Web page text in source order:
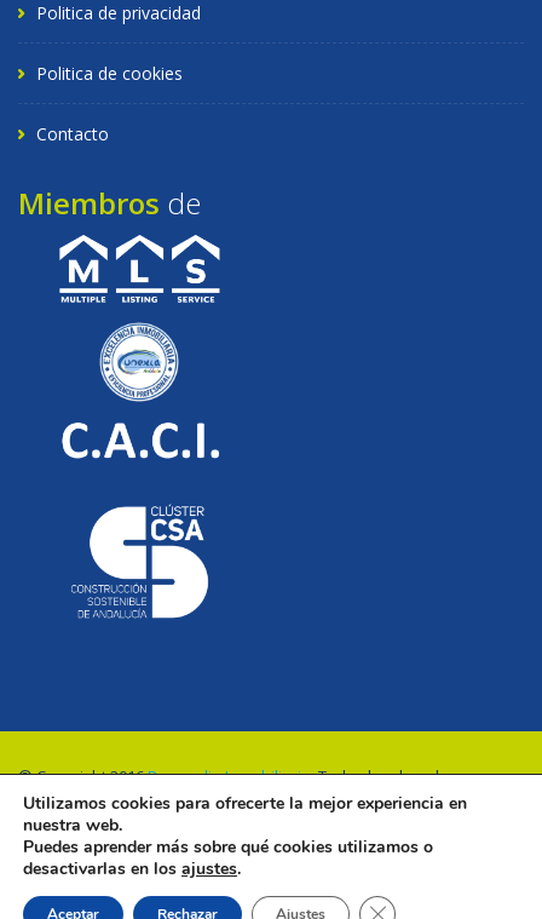
Politica de privacidad
Politica de cookies
Contacto
Miembros de
© Copyright 2016Renovalia Inmobiliaria. Todos los derechos
reservados.
Utilizamos cookies para ofrecerte la mejor experiencia en
nuestra web.
Puedes aprender más sobre qué cookies utilizamos o
desactivarlas en los ajustes.
Aceptar Rechazar Ajustes Cerrar el banner de